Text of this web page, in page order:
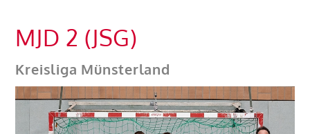
MJD 2 (JSG)
Kreisliga Münsterland